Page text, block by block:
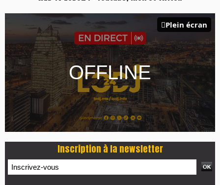
PRESS +
LES PLUS RÉCENTS CLASSEURS
7 days santé & conso du 31-07-2026
I-MAG-Spécial Fête du Trône 2026
7 days Culture du 29-07-2026
7 days Auto-Moto du 27-07-2026